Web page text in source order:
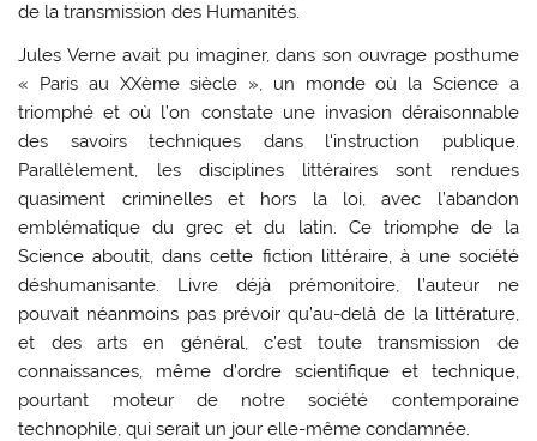
de la transmission des Humanités.
Jules Verne avait pu imaginer, dans son ouvrage posthume
« Paris au XXème siècle », un monde où la Science a
triomphé et où l’on constate une invasion déraisonnable
des savoirs techniques dans l‘instruction publique.
Parallèlement, les disciplines littéraires sont rendues
quasiment criminelles et hors la loi, avec l’abandon
emblématique du grec et du latin. Ce triomphe de la
Science aboutit, dans cette fiction littéraire, à une société
déshumanisante. Livre déjà prémonitoire, l’auteur ne
pouvait néanmoins pas prévoir qu’au-delà de la littérature,
et des arts en général, c’est toute transmission de
connaissances, même d’ordre scientifique et technique,
pourtant moteur de notre société contemporaine
technophile, qui serait un jour elle-même condamnée.